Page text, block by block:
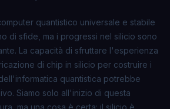
quantistico universale e stabile
di sfide, ma i progressi nel silicio sono
La capacità di sfruttare l'esperienza
di chip in silicio per costruire i
quantistica potrebbe
Siamo solo all'inizio di questa
ma una cosa è certa: il silicio è